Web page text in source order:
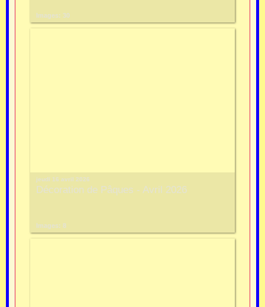
Images: 30
jeudi 16 avril 2026
Décoration de Pâques - Avril 2026
Images: 8